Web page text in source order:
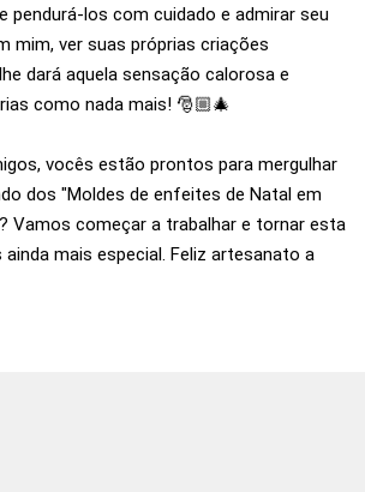
pendurá-los com cuidado e admirar seu
mim, ver suas próprias criações
dará aquela sensação calorosa e
como nada mais! 🎅🏼🎄
vocês estão prontos para mergulhar
dos "Moldes de enfeites de Natal em
Vamos começar a trabalhar e tornar esta
mais especial. Feliz artesanato a